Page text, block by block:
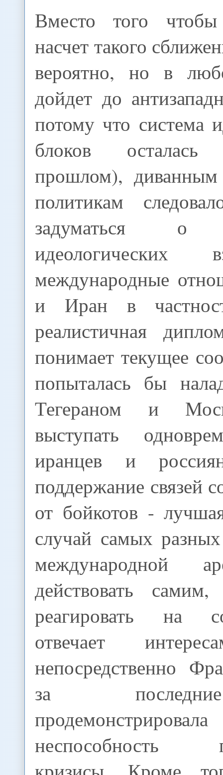
Вместо того чтобы
насчет такого
вероятно, но в
дойдет до
потому что система
блоков
прошлом),
политикам
задуматься о
идеологических
международные
и Иран в
реалистичная
понимает текущее
попыталась бы
Тегераном и
выступать
иранцев и
поддержание связей
от бойкотов -
случай самых
международной
действовать
реагировать на
отвечает
непосредственно
за
неспособность